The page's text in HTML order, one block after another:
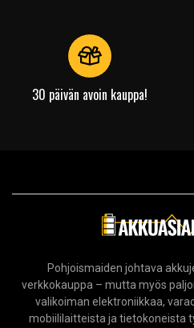
30 päivän avoin kauppa!
Pohjoismaiden johtava
verkkokauppa – mutta myös
valikoiman elektroniikkaa,
mobiililaitteista ja tietokoneista